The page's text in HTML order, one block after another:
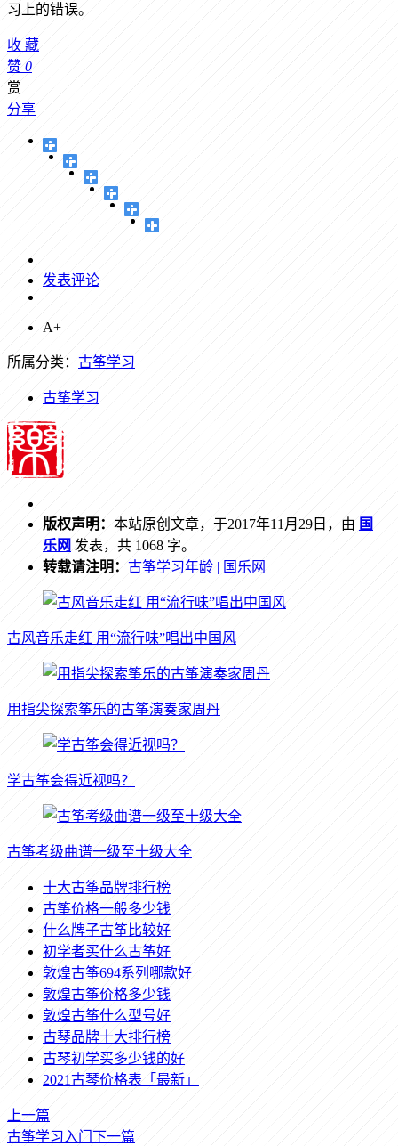
习上的错误。
收 藏
赞 0
赏
分享
发表评论
A+
所属分类： 古筝学习
古筝学习
版权声明： 本站原创文章，于2017年11月29日，由 国
乐网 发表，共 1068 字。
转载请注明： 古筝学习年龄 | 国乐网
古风音乐走红 用“流行味”唱出中国风
用指尖探索筝乐的古筝演奏家周丹
学古筝会得近视吗？
古筝考级曲谱一级至十级大全
十大古筝品牌排行榜
古筝价格一般多少钱
什么牌子古筝比较好
初学者买什么古筝好
敦煌古筝694系列哪款好
敦煌古筝价格多少钱
敦煌古筝什么型号好
古琴品牌十大排行榜
古琴初学买多少钱的好
2021古琴价格表「最新」
上一篇
古筝学习入门 下一篇